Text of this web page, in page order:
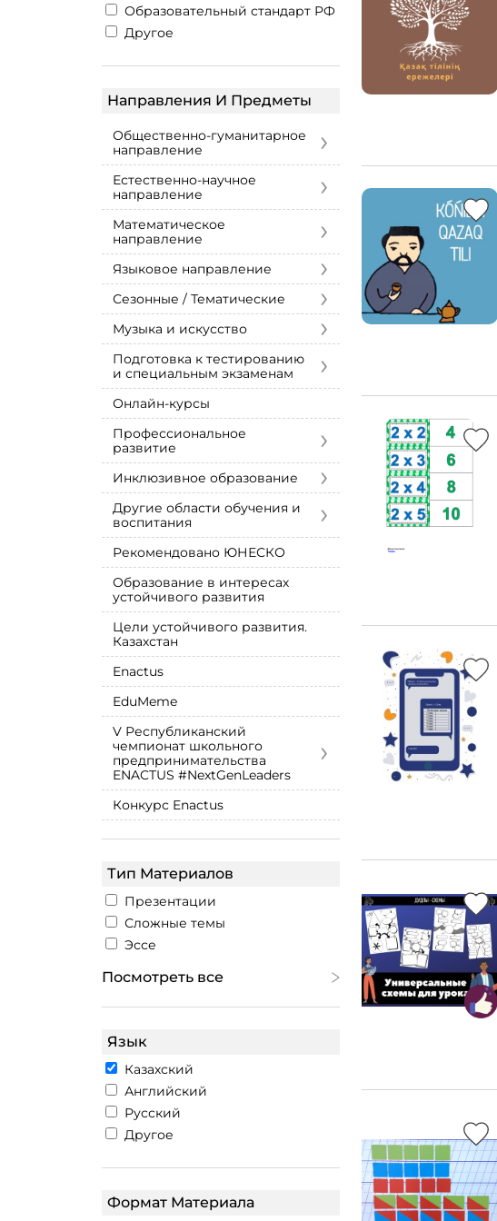
Образовательный стандарт РФ
Другое
Направления И Предметы
Общественно-гуманитарное
направление
›
Естественно-научное
направление
›
Математическое
направление
›
Языковое направление ›
Сезонные / Тематические ›
Музыка и искусство ›
Подготовка к тестированию
и специальным экзаменам
›
Онлайн-курсы
Профессиональное
развитие
›
Инклюзивное образование ›
Другие области обучения и
воспитания
›
Рекомендовано ЮНЕСКО
Образование в интересах
устойчивого развития
Цели устойчивого развития.
Казахстан
Enactus
EduMeme
V Республиканский
чемпионат школьного
предпринимательства
ENACTUS #NextGenLeaders
›
Конкурс Enactus
Тип Материалов
Презентации
Сложные темы
Эссе
Посмотреть все
Язык
Казахский
Английский
Русский
Другое
Формат Материала